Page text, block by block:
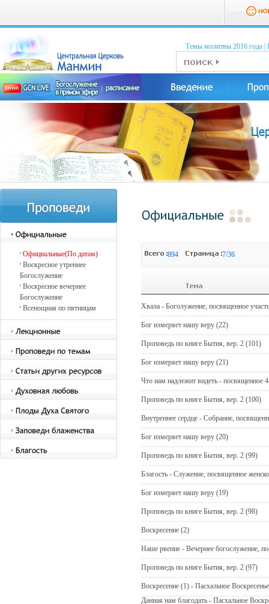
Темы молитвы 2016 годa
Официальные(По датам)
Воскресное утреннее
Богослужение
Воскресное вечернее
Богослужение
Всенощная по пятницам
894 7/36
Хвала - Боголужение, посвященное
Бог измеряет нашу веру (22)
Проповедь по книге Бытия, вер. 2 (101)
Бог измеряет нашу веру (21)
Что нам надлежит видеть - посвященное
Проповедь по книге Бытия, вер. 2 (100)
Внутреннее сердце - Собрание,
Бог измеряет нашу веру (20)
Проповедь по книге Бытия, вер. 2 (99)
Благость - Cлужение, посвященное
Бог измеряет нашу веру (19)
Проповедь по книге Бытия, вер. 2 (98)
Воскресение (2)
Наше рвение - Вечернее богослужение,
Проповедь по книге Бытия, вер. 2 (97)
Воскресение (1) - Пасхальное
Данная нам благодать - Пасхальное